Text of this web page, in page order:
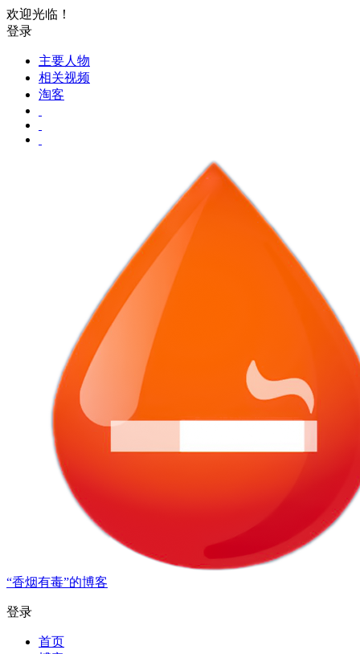
欢迎光临！
登录
主要人物
相关视频
淘客
“香烟有毒”的博客
登录
首页